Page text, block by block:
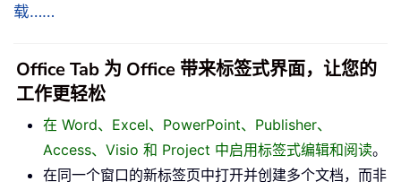
载……
Office Tab 为 Office 带来标签式界面，让您的
工作更轻松
在 Word、Excel、PowerPoint、Publisher、
Access、Visio 和 Project 中启用标签式编辑和阅读。
在同一个窗口的新标签页中打开并创建多个文档，而非